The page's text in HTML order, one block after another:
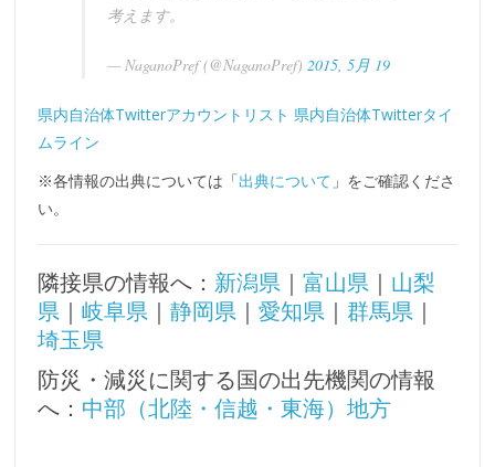
考えます。
— NaganoPref (@NaganoPref)2015, 5月 19
県内自治体Twitterアカウントリスト 県内自治体Twitterタイ
ムライン
※各情報の出典については「出典について 」をご確認くださ
い。
隣接県の情報へ：新潟県 ｜富山県 ｜ 山梨
県 ｜岐阜県 ｜静岡県 ｜愛知県 ｜ 群馬県 ｜
埼玉県
防災・減災に関する国の出先機関の情報
へ： 中部（北陸・信越・東海）地方